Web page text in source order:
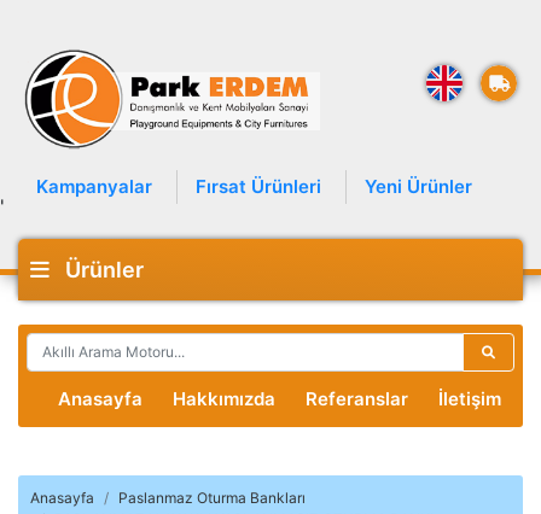
Kampanyalar Fırsat Ürünleri Yeni Ürünler
'
Ürünler
Anasayfa Hakkımızda Referanslar İletişim
Anasayfa
Paslanmaz Oturma Bankları